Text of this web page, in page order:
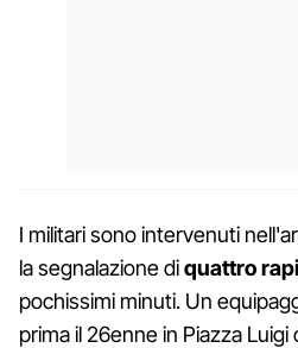
I militari sono intervenuti
la segnalazione diquattro
pochissimi minuti. Un
prima il 26enne in Piazza